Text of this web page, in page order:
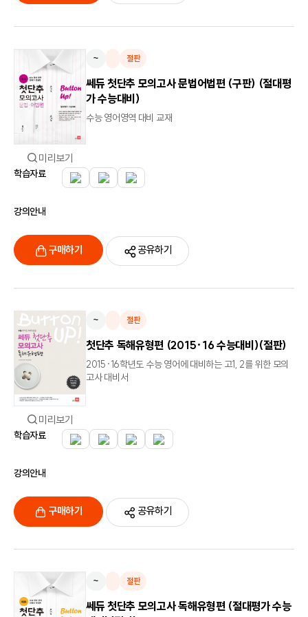
미리보기
~ 절판
쎄듀 첫단추 모의고사 문법어법편 (구판) (절대평
가 수능대비)
수능 영어영역 대비 교재
학습자료
강의안내
구매하기 공유하기
미리보기
~ 절판
첫단추 독해유형편 (2015·16 수능대비)(절판)
2015·16학년도 수능 영어에 대비하는 고1, 2를 위한 모의
고사 대비서
학습자료
강의안내
구매하기 공유하기
~ 절판
쎄듀 첫단추 모의고사 독해유형편 (절대평가 수능